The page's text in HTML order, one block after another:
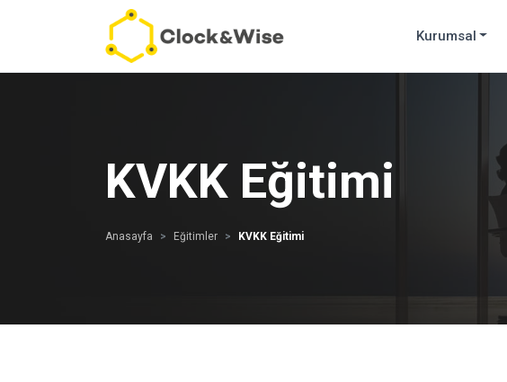
Kurumsal
KVKK Eğitimi
Anasayfa Eğitimler KVKK Eğitimi